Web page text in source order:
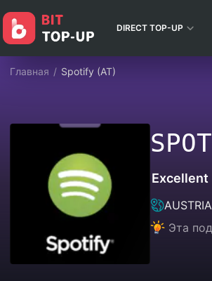
DIRECT TOP-UP
Главная / Spotify (AT)
Excellent
AUSTRIA
Эта